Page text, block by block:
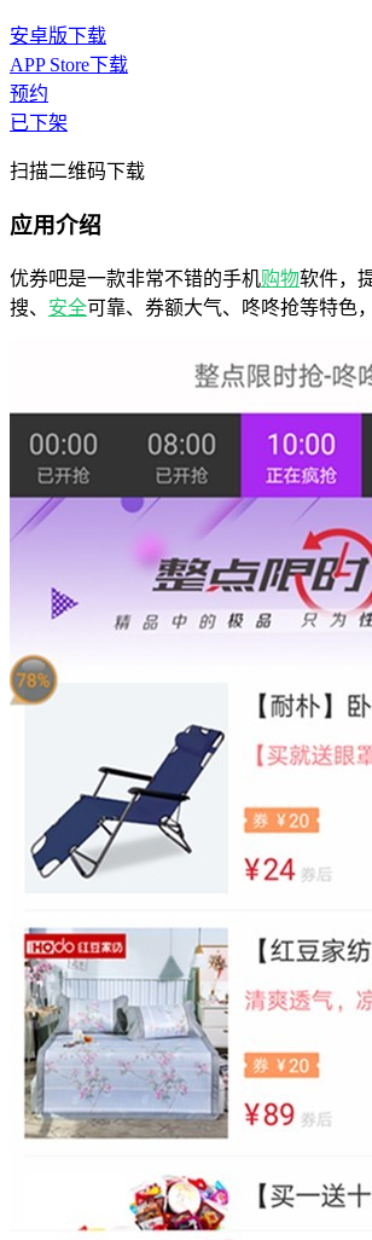
安卓版下载
APP Store下载
预约
已下架
扫描二维码下载
应用介绍
优券吧是一款非常不错的手机购物软件，
搜、 安全可靠、券额大气、咚咚抢等特色